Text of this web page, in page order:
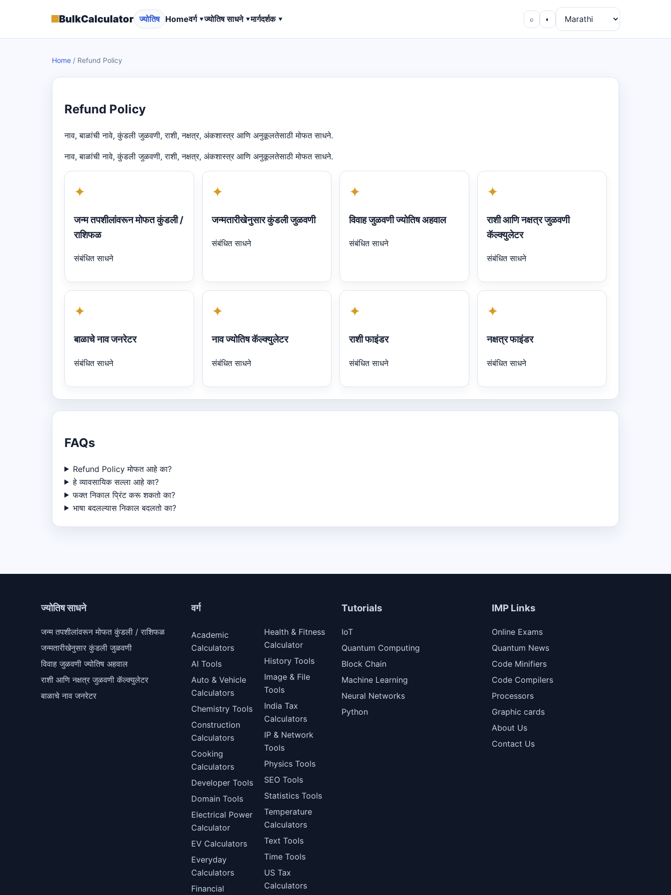
▦BulkCalculator ज्योतिष Homeवर्ग ▾ज्योतिष साधने ▾मार्गदर्शक ▾ ⌕ ◐
Home / Refund Policy
Refund Policy
नाव, बाळांची नावे, कुंडली जुळवणी, राशी, नक्षत्र, अंकशास्त्र आणि अनुकूलतेसाठी मोफत साधने.
नाव, बाळांची नावे, कुंडली जुळवणी, राशी, नक्षत्र, अंकशास्त्र आणि अनुकूलतेसाठी मोफत साधने.
✦
जन्म तपशीलांवरून मोफत कुंडली /
राशिफळ
संबंधित साधने
✦
जन्मतारीखेनुसार कुंडली जुळवणी
संबंधित साधने
✦
विवाह जुळवणी ज्योतिष अहवाल
संबंधित साधने
✦
राशी आणि नक्षत्र जुळवणी
कॅल्क्युलेटर
संबंधित साधने
✦
बाळाचे नाव जनरेटर
संबंधित साधने
✦
नाव ज्योतिष कॅल्क्युलेटर
संबंधित साधने
✦
राशी फाइंडर
संबंधित साधने
✦
नक्षत्र फाइंडर
संबंधित साधने
FAQs
Refund Policy मोफत आहे का?
हे व्यावसायिक सल्ला आहे का?
फक्त निकाल प्रिंट करू शकतो का?
भाषा बदलल्यास निकाल बदलतो का?
ज्योतिष साधने
जन्म तपशीलांवरून मोफत कुंडली / राशिफळ
जन्मतारीखेनुसार कुंडली जुळवणी
विवाह जुळवणी ज्योतिष अहवाल
राशी आणि नक्षत्र जुळवणी कॅल्क्युलेटर
बाळाचे नाव जनरेटर
वर्ग
Academic
Calculators
AI Tools
Auto & Vehicle
Calculators
Chemistry Tools
Construction
Calculators
Cooking
Calculators
Developer Tools
Domain Tools
Electrical Power
Calculator
EV Calculators
Everyday
Calculators
Financial
Health & Fitness
Calculator
History Tools
Image & File
Tools
India Tax
Calculators
IP & Network
Tools
Physics Tools
SEO Tools
Statistics Tools
Temperature
Calculators
Text Tools
Time Tools
US Tax
Calculators
Tutorials
IoT
Quantum Computing
Block Chain
Machine Learning
Neural Networks
Python
IMP Links
Online Exams
Quantum News
Code Minifiers
Code Compilers
Processors
Graphic cards
About Us
Contact Us